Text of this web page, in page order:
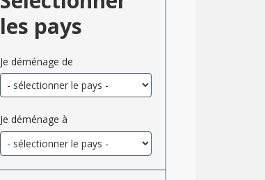
les pays
Je déménage de
Je déménage à